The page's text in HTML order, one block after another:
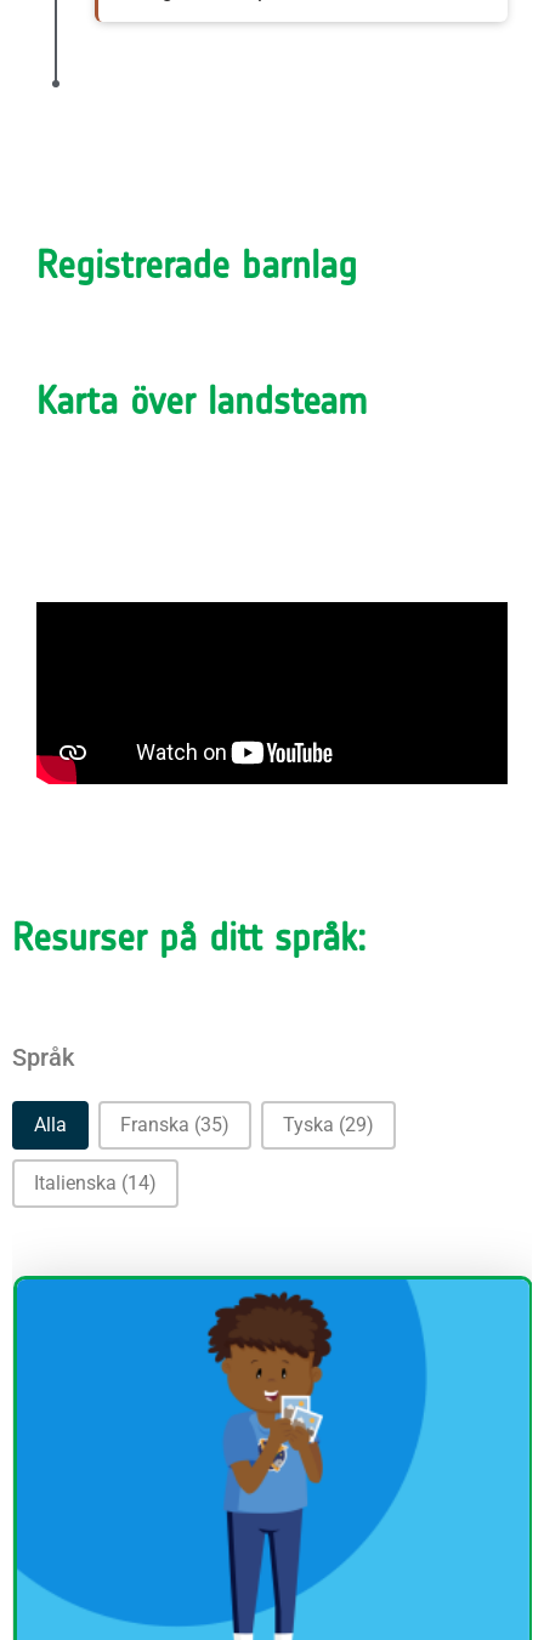
Registrerade barnlag
Karta över landsteam
Resurser på ditt språk:
Språk
Språk
Alla Franska (35) Tyska (29)
Italienska (14)